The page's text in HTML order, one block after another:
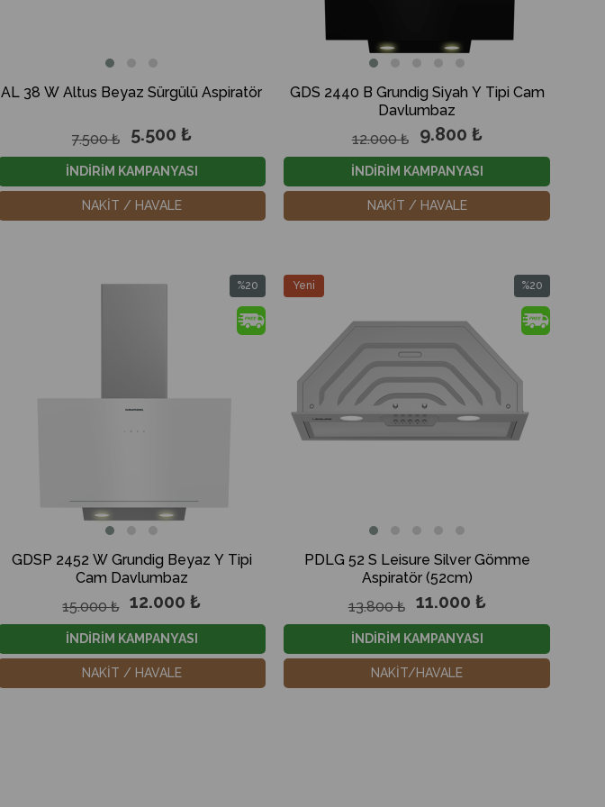
AL 38 W Altus Beyaz Sürgülü Aspiratör
5.500 ₺
7.500 ₺
İNDİRİM KAMPANYASI
NAKİT / HAVALE
GDS 2440 B Grundig Siyah Y Tipi Cam
Davlumbaz
9.800 ₺
12.000 ₺
İNDİRİM KAMPANYASI
NAKİT / HAVALE
GDSP 2452 W Grundig Beyaz Y Tipi
Cam Davlumbaz
12.000 ₺
15.000 ₺
%20
İndirim
%20İndirim
İNDİRİM KAMPANYASI
NAKİT / HAVALE
PDLG 52 S Leisure Silver Gömme
Aspiratör (52cm)
11.000 ₺
13.800 ₺
%20
İndirim
%20İndirim
Yeni
İNDİRİM KAMPANYASI
NAKİT/HAVALE